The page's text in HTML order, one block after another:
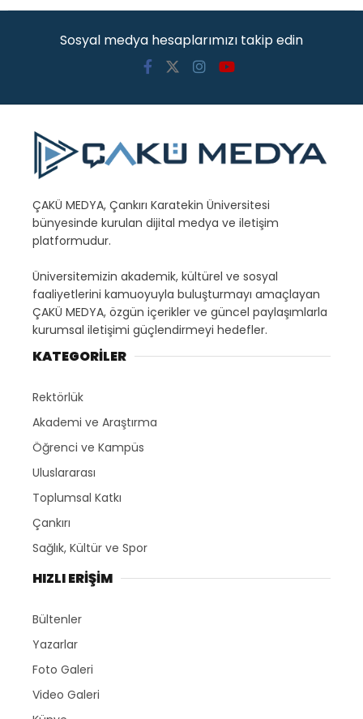
Sosyal medya hesaplarımızı takip edin
ÇAKÜ MEDYA, Çankırı Karatekin Üniversitesi
bünyesinde kurulan dijital medya ve iletişim
platformudur.
Üniversitemizin akademik, kültürel ve sosyal
faaliyetlerini kamuoyuyla buluşturmayı amaçlayan
ÇAKÜ MEDYA, özgün içerikler ve güncel paylaşımlarla
kurumsal iletişimi güçlendirmeyi hedefler.
KATEGORİLER
Rektörlük
Akademi ve Araştırma
Öğrenci ve Kampüs
Uluslararası
Toplumsal Katkı
Çankırı
Sağlık, Kültür ve Spor
HIZLI ERİŞİM
Bültenler
Yazarlar
Foto Galeri
Video Galeri